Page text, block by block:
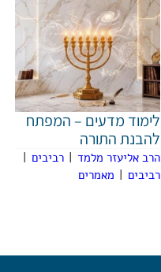
לימוד מדעים – המפתח
להבנת התורה
הרב אליעזר מלמד רביבים
רביבים
מאמרים